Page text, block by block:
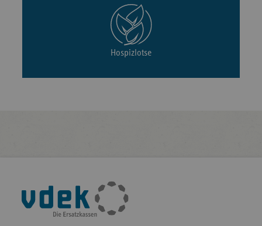
Hospizlotse
Fußleisten-
Navigation